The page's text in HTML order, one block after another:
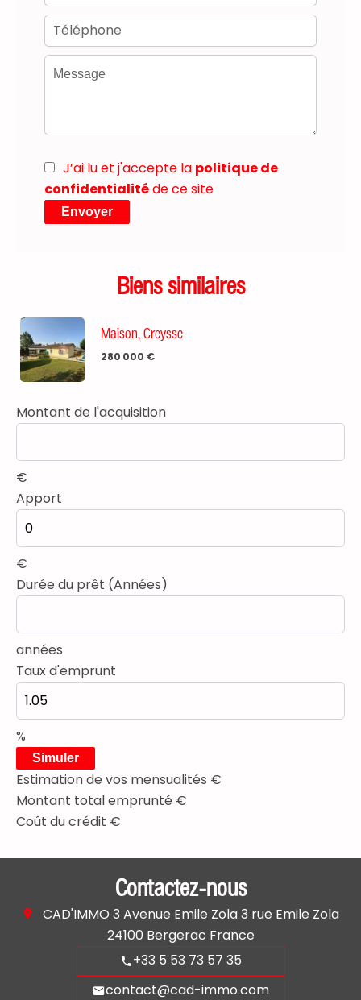
J’ai lu et j'accepte la politique de
confidentialitéde ce site
Envoyer
Biens similaires
Maison, Creysse
280 000 €
Montant de l'acquisition
€
Apport
€
Durée du prêt (Années)
années
Taux d'emprunt
%
Simuler
Estimation de vos mensualités €
Montant total emprunté €
Coût du crédit €
Contactez-nous
CAD'IMMO 3 Avenue Emile Zola 3 rue Emile Zola
24100 Bergerac France
+33 5 53 73 57 35
contact@cad-immo.com